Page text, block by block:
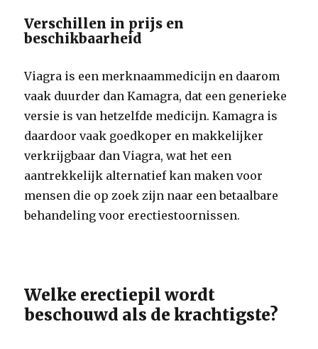
Verschillen in prijs en
beschikbaarheid
Viagra is een merknaammedicijn en daarom
vaak duurder dan Kamagra, dat een generieke
versie is van hetzelfde medicijn. Kamagra is
daardoor vaak goedkoper en makkelijker
verkrijgbaar dan Viagra, wat het een
aantrekkelijk alternatief kan maken voor
mensen die op zoek zijn naar een betaalbare
behandeling voor erectiestoornissen.
Welke erectiepil wordt
beschouwd als de krachtigste?